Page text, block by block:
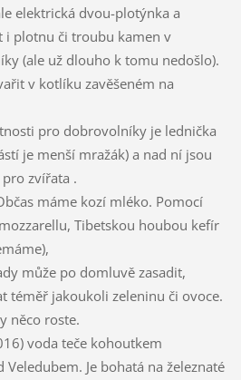
elektrická dvou-plotýnka a
i plotnu či troubu kamen v
(ale už dlouho k tomu nedošlo).
v kotlíku zavěšeném na
pro dobrovolníky je lednička
je menší mražák) a nad ní jsou
zvířata .
máme kozí mléko. Pomocí
Tibetskou houbou kefír
může po domluvě zasadit,
téměř jakoukoli zeleninu či ovoce.
něco roste.
voda teče kohoutkem
Je bohatá na železnaté